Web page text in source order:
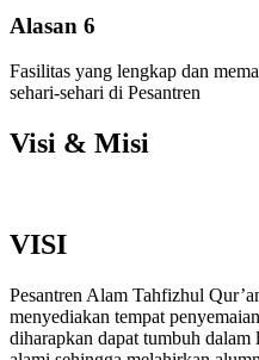
Alasan 6
Fasilitas yang lengkap dan
sehari-sehari di Pesantren
Visi & Misi
VISI
Pesantren Alam Tahfizhul
menyediakan tempat
diharapkan dapat tumbuh